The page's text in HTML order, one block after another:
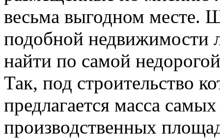
весьма выгодном месте.
подобной
найти по самой
Так, под строительство
предлагается масса
производственных